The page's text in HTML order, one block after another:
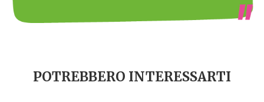
POTREBBERO INTERESSARTI